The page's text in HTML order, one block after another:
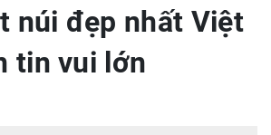
núi đẹp nhất Việt
tin vui lớn